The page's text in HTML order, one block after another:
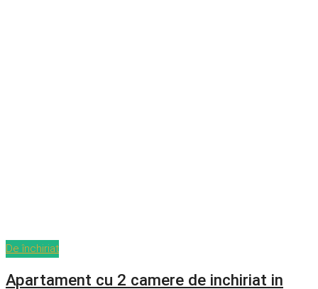
De închiriat
Apartament cu 2 camere de inchiriat in